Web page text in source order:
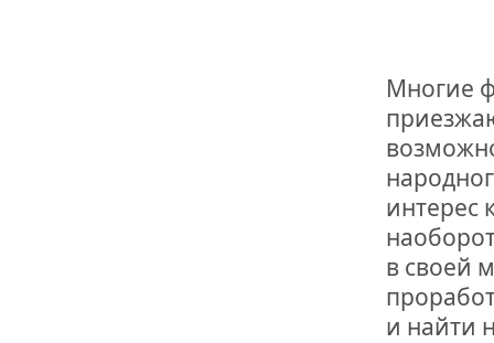
Многие
интерес
в своей
и найти